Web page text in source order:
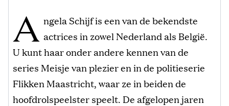
A ngela Schijf is een van de bekendste
actrices in zowel Nederland als België.
U kunt haar onder andere kennen van de
series Meisje van plezier en in de politieserie
Flikken Maastricht, waar ze in beiden de
hoofdrolspeelster speelt. De afgelopen jaren